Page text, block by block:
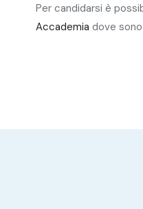
Per candidarsi è
Accademia dove